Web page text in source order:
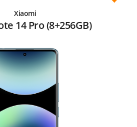
Xiaomi
14 Pro (8+256GB)